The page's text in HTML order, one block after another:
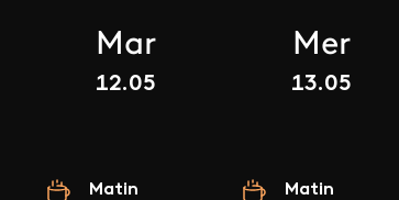
Mar
12.05
Mer
13.05
Matin Matin